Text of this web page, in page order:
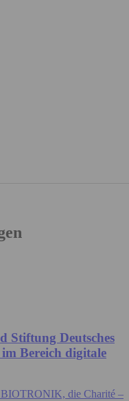
Deutsches
Bereich digitale
BIOTRONIK, die Charité –